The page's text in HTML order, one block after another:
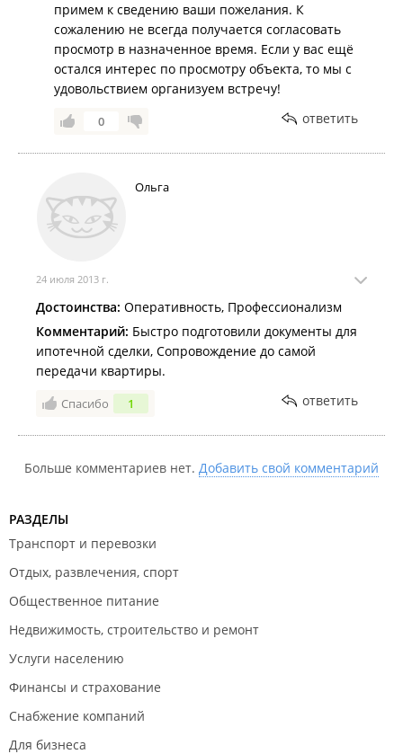
примем к сведению ваши пожелания. К
сожалению не всегда получается согласовать
просмотр в назначенное время. Если у вас ещё
остался интерес по просмотру объекта, то мы с
удовольствием организуем встречу!
0 ответить
Ольга
24 июля 2013 г.
Достоинства: Оперативность, Профессионализм
Комментарий: Быстро подготовили документы для
ипотечной сделки, Сопровождение до самой
передачи квартиры.
Спасибо 1 ответить
Больше комментариев нет. Добавить свой комментарий
РАЗДЕЛЫ
Транспорт и перевозки
Отдых, развлечения, спорт
Общественное питание
Недвижимость, строительство и ремонт
Услуги населению
Финансы и страхование
Снабжение компаний
Для бизнеса